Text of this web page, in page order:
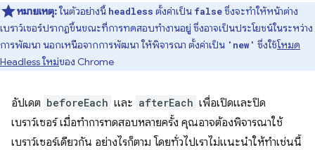
หมายเหตุ:ในตัวอย่างนี้ headless ตั้งค่าเป็น falseซึ่งจะทำให้หน้าต่าง
เบราว์เซอร์ปรากฏขึ้นขณะที่การทดสอบทำงานอยู่ ซึ่งอาจเป็นประโยชน์ในระหว่าง
การพัฒนา นอกเหนือจากการพัฒนา ให้พิจารณา ตั้งค่าเป็น 'new' ซึ่งใช้โหมด
Headless ใหม่ของ Chrome
อัปเดต beforeEach และ afterEach เพื่อเปิดและปิด
เบราว์เซอร์ เมื่อทำการทดสอบหลายครั้ง คุณอาจต้องพิจารณาใช้
เบราว์เซอร์เดียวกัน อย่างไรก็ตาม โดยทั่วไปเราไม่แนะนำให้ทำเช่นนี้